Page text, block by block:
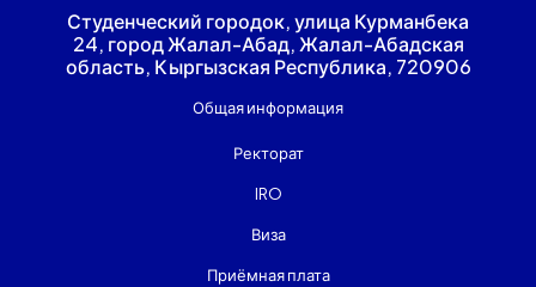
Студенческий городок, улица Курманбека
24, город Жалал-Абад, Жалал-Абадская
область, Кыргызская Республика, 720906
Общая информация
Ректорат
IRO
Виза
Приёмная плата